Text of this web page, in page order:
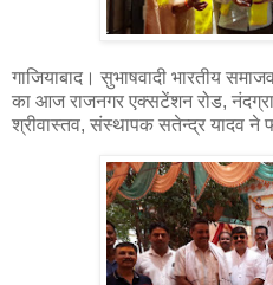
गाजियाबाद। सुभाषवादी भारतीय
का आज राजनगर एक्सटेंशन रोड,
श्रीवास्तव, संस्थापक सतेन्द्र यादव ने